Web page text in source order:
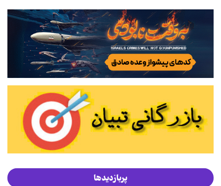
پربازدیدها